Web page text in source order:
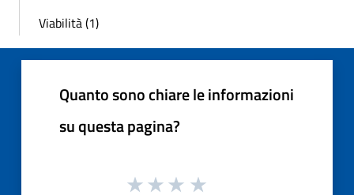
Viabilità (1)
Quanto sono chiare le informazioni
su questa pagina?